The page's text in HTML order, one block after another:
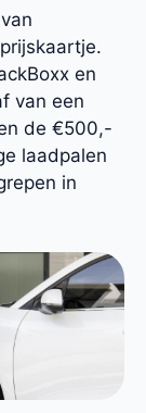
en
van een
de €500,-
laadpalen
in